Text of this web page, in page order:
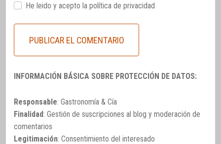
He leido y acepto la política de privacidad
INFORMACIÓN BÁSICA SOBRE PROTECCIÓN DE DATOS:
Responsable: Gastronomía & Cía
Finalidad: Gestión de suscripciones al blog y moderación de
comentarios
Legitimación: Consentimiento del interesado